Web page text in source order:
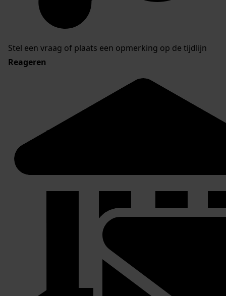
Stel een vraag of plaats een opmerking op de tijdlijn
Reageren